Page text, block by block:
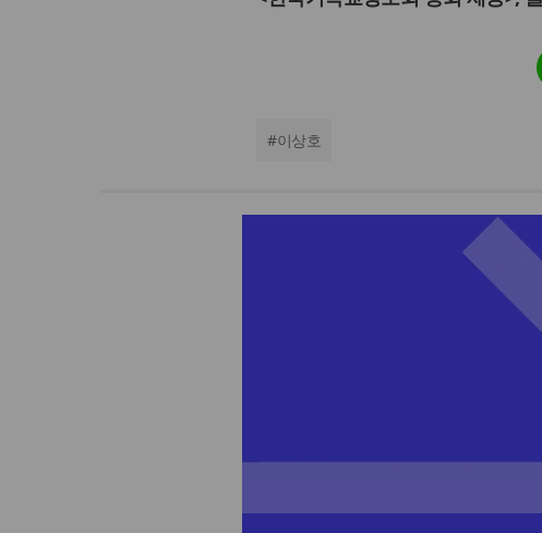
#이상호